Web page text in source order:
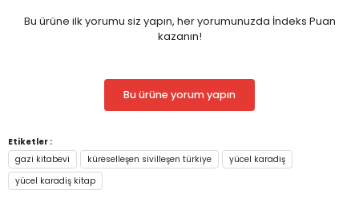
Ottenbergere araştırmalarım sırasında bana verdiği büyük
destekten dolayı teşekkürlerimi sunuyorum.
Bu ürüne ilk yorumu siz yapın, her yorumunuzda İndeks Puan
kazanın!
Bu ürüne yorum yapın
Etiketler :
gazi kitabevi
küreselleşen sivilleşen türkiye
yücel karadiş
yücel karadiş kitap